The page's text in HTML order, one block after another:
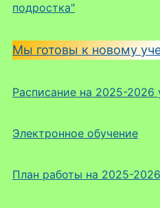
подростка"
Мы готовы к новому
Расписание на 2025-2026
Электронное обучение
План работы на 2025-2026